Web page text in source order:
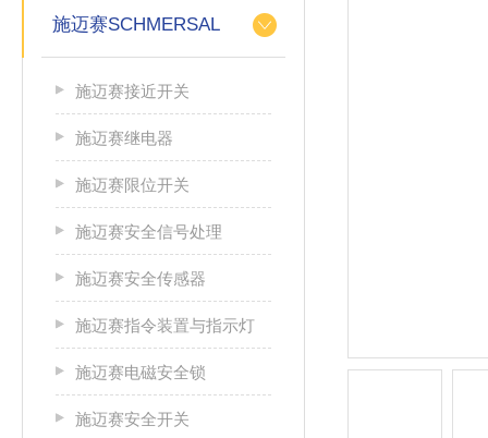
施迈赛SCHMERSAL
施迈赛接近开关
施迈赛继电器
施迈赛限位开关
施迈赛安全信号处理
施迈赛安全传感器
施迈赛指令装置与指示灯
施迈赛电磁安全锁
施迈赛安全开关